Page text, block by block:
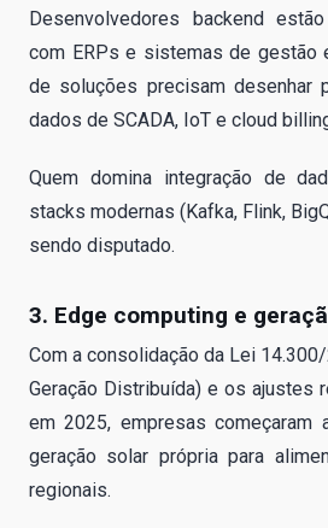
Desenvolvedores backend
com ERPs e sistemas de gestão
de soluções precisam desenhar
dados de SCADA, IoT e cloud
Quem domina integração de
stacks modernas (Kafka, Flink,
sendo disputado.
3. Edge computing e
Com a consolidação da Lei
Geração Distribuída) e os ajustes
em 2025, empresas começaram
geração solar própria para
regionais.